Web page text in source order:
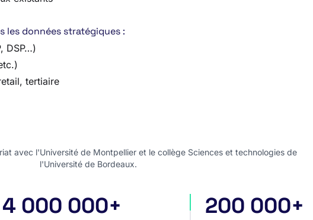
les données stratégiques :
DSP…)
tertiaire
avec l'Université de Montpellier et le collège Sciences et technologies de
l'Université de Bordeaux.
appels d'offres internationaux
4 000 000+ projets privés
200 000+